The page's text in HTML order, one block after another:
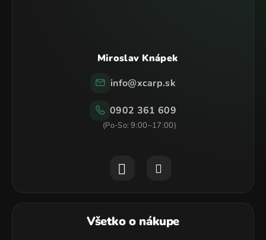
Miroslav Knápek
info@xcarp.sk
0902 361 609
Všetko o nákupe